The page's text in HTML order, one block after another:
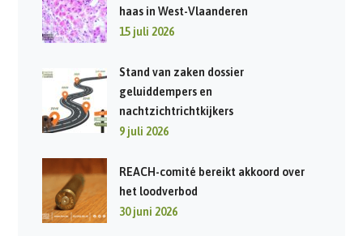
haas in West-Vlaanderen
15 juli 2026
Stand van zaken dossier
geluiddempers en
nachtzichtrichtkijkers
9 juli 2026
REACH-comité bereikt akkoord over
het loodverbod
30 juni 2026